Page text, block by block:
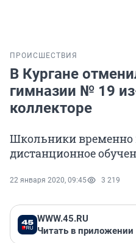
ПРОИСШЕСТВИЯ
В Кургане
гимназии № 19
коллекторе
Школьники временно
дистанционное
22 января 2020, 09:45 3 219
WWW.45.RU
Читать в приложении